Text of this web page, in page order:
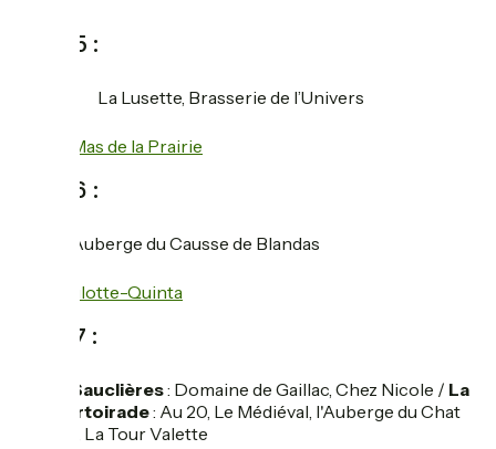
Jour 5 :
La Lusette, Brasserie de l’Univers
Le Mas de la Prairie
Jour 6 :
Auberge du Causse de Blandas
Roulotte-Quinta
Jour 7 :
Sauclières: Domaine de Gaillac, Chez Nicole / La
Couvertoirade: Au 20, Le Médiéval, l'Auberge du Chat
Perché, La Tour Valette